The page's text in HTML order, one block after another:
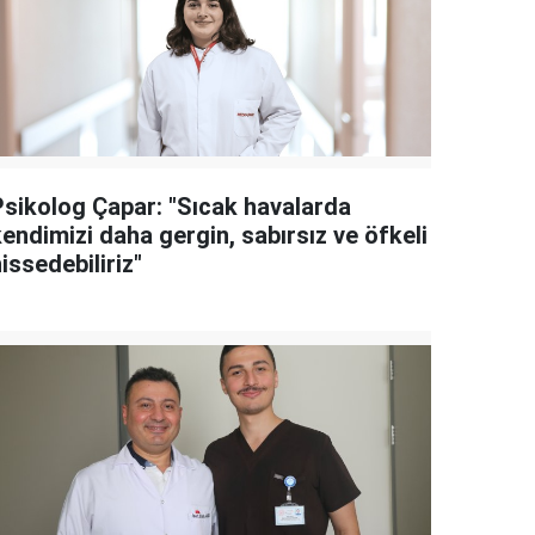
Çapar: "Sıcak havalarda
daha gergin, sabırsız ve öfkeli